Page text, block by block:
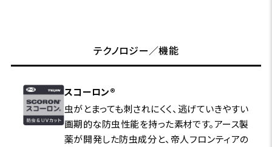
テクノロジー／機能
スコーロン®
虫がとまっても刺されにくく、逃げていきやすい
画期的な防虫性能を持った素材です。アース製
薬が開発した防虫成分と、帝人フロンティアの